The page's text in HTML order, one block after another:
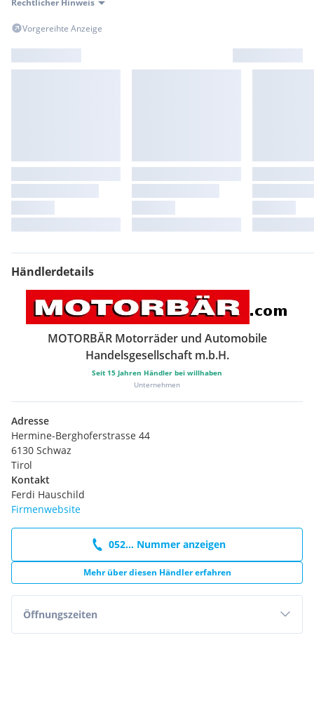
Rechtlicher Hinweis
Vorgereihte Anzeige
Händlerdetails
MOTORBÄR Motorräder und Automobile
Handelsgesellschaft m.b.H.
Seit 15 Jahren Händler bei willhaben
Unternehmen
Adresse
Hermine-Berghoferstrasse 44
6130 Schwaz
Tirol
Kontakt
Ferdi Hauschild
Firmenwebsite
052... Nummer anzeigen
Mehr über diesen Händler erfahren
Öffnungszeiten